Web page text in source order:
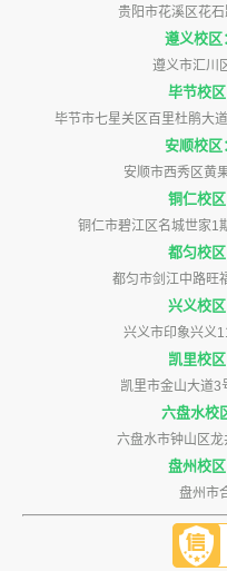
贵阳市花溪区花
遵义校区
遵义市汇川
毕节校
毕节市七星关区百里杜鹃大
安顺校区
安顺市西秀区黄
铜仁校
铜仁市碧江区名城世家1
都匀校
都匀市剑江中路旺
兴义校
兴义市印象兴义
凯里校
凯里市金山大道3
六盘水校
六盘水市钟山区
盘州校
盘州市